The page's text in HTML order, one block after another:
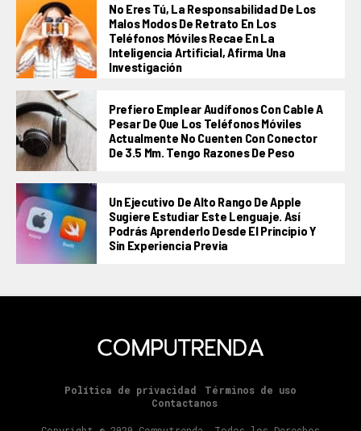
No Eres Tú, La Responsabilidad De Los
Malos Modos De Retrato En Los
Teléfonos Móviles Recae En La
Inteligencia Artificial, Afirma Una
Investigación
Prefiero Emplear Audífonos Con Cable A
Pesar De Que Los Teléfonos Móviles
Actualmente No Cuenten Con Conector
De 3.5 Mm. Tengo Razones De Peso
Un Ejecutivo De Alto Rango De Apple
Sugiere Estudiar Este Lenguaje. Así
Podrás Aprenderlo Desde El Principio Y
Sin Experiencia Previa
Política de privacidad
Términos de uso
Contactanos